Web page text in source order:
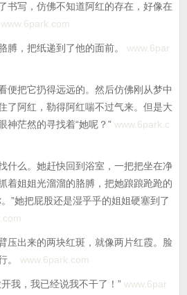
书写，仿佛不知道阿红的存在，好像在
www.6park.com
膊，把纸递到了他的面前。
www.6par
便把它扔得远远的。然后仿佛刚从梦中
了阿红，勒得阿红喘不过气来。但是大
神茫然的寻找着“她呢？” www.6park.c
什么。她赶快回到浴室，一把把坐在净
着姐姐光溜溜的胳膊，把她踉踉跄跄的
”她把屁股还是湿乎乎的姐姐硬塞到了
压出来的两块红斑，就像两片红霞。脸
。
www.6park.com
我，我已经说我不干了！” www.6par